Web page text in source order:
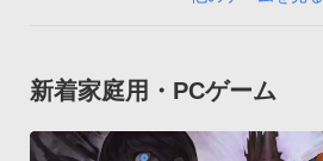
新着家庭用・PCゲーム